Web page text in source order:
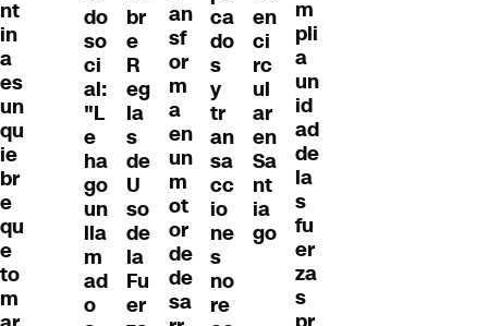
nt
in
a
es
un
qu
ie
br
e
qu
e
to
m
do
so
ci
al:
"L
e
ha
go
un
lla
m
ad
o
br
e
R
eg
la
s
de
U
so
de
la
Fu
er
an
sf
or
m
a
en
un
m
ot
or
de
de
sa
ca
do
s
y
tr
an
sa
cc
io
ne
s
no
re
en
ci
rc
ul
ar
en
Sa
nt
ia
go
m
pli
a
un
id
ad
de
la
s
fu
er
za
s